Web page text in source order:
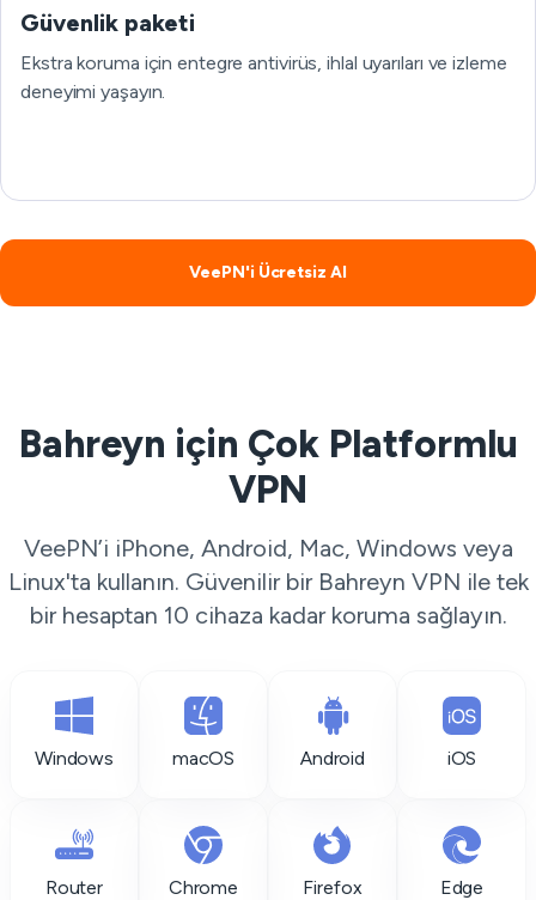
Güvenlik paketi
Ekstra koruma için entegre antivirüs, ihlal uyarıları ve izleme
deneyimi yaşayın.
VeePN'i Ücretsiz Al
Bahreyn için Çok Platformlu
VPN
VeePN’i iPhone, Android, Mac, Windows veya
Linux'ta kullanın. Güvenilir bir Bahreyn VPN ile tek
bir hesaptan 10 cihaza kadar koruma sağlayın.
Windows macOS Android iOS
Router Chrome Firefox Edge